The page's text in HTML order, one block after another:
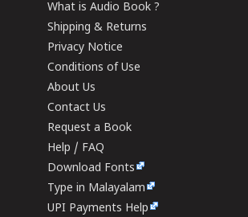
What is Audio Book ?
Shipping & Returns
Privacy Notice
Conditions of Use
About Us
Contact Us
Request a Book
Help / FAQ
Download Fonts
Type in Malayalam
UPI Payments Help